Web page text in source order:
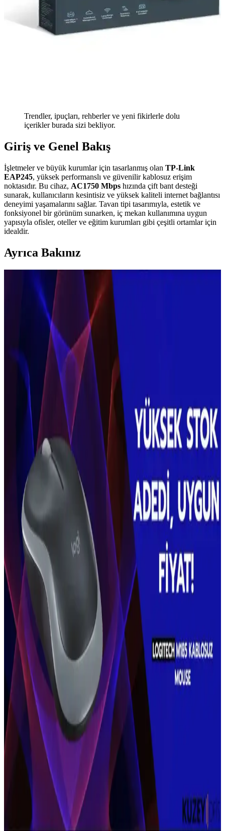
Trendler, ipuçları, rehberler ve yeni fikirlerle dolu
içerikler burada sizi bekliyor.
Giriş ve Genel Bakış
İşletmeler ve büyük kurumlar için tasarlanmış olan TP-Link
EAP245, yüksek performanslı ve güvenilir kablosuz erişim
noktasıdır. Bu cihaz, AC1750 Mbps hızında çift bant desteği
sunarak, kullanıcıların kesintisiz ve yüksek kaliteli internet bağlantısı
deneyimi yaşamalarını sağlar. Tavan tipi tasarımıyla, estetik ve
fonksiyonel bir görünüm sunarken, iç mekan kullanımına uygun
yapısıyla ofisler, oteller ve eğitim kurumları gibi çeşitli ortamlar için
idealdir.
Ayrıca Bakınız
Dyson ve Alternatif Elektrikli Süpürge Markalarının
Dayanıklılık ve Kullanım Değerlendirmesi
Dyson süpürgelerde arıza ve yedek parça sorunları kullanıcıları
alternatif markalara yönlendiriyor. Miele, Sebo, Shark ve Electrolux
gibi markalar dayanıklılık ve kullanım kolaylığı açısından farklı
özellikler sunuyor.
Kablosuz Dikey Süpürge Seçiminde Dayanıklılık,
Performans ve Öne Çıkan Modellerin İncelenmesi
Kablosuz dikey süpürgelerde batarya ömrü, yedek parça erişimi ve
düzenli bakımın önemi vurgulanıyor. Dyson, Miele ve Henry Quick
gibi modellerin avantajları ve dezavantajları detaylandırılıyor.
Shark Elektrikli Süpürgeler: Otomatik Yüzey
Algılama ve Müşteri Hizmetleri Değerlendirmesi
Shark kablosuz süpürgeler, otomatik toz boşaltma ve yüzey algılama
özellikleriyle öne çıkıyor. Müşteri hizmetleri esnek, ancak bazı
kullanıcılar motor arızalarında sorun yaşadı.
Kablosuz Klavye ve Mouse Setleri: Ergonomik ve
Taşınabilir Çalışma Çözümleri
Kablolu setlere göre daha düzenli ve taşınabilir olan kablosuz klavye
ve mouse setleri, ergonomik tasarımları ve uzun pil ömrüyle
kullanıcıların ihtiyaçlarını karşılar. Bağlantı ve uyumluluk önemli
faktörlerdir.
Grundig VCP 7330 Şarjlı Kablosuz Süpürge: Hafif
ve Güçlü Temizlik Çözümü
Grundig VCP 7330 şarjlı süpürge, hafif tasarımı ve güçlü
performansıyla pratik temizlik sağlar. Uzun pil ömrü ve çeşitli
aksesuarlarıyla farklı yüzeylerde etkili kullanım sunar.
Kablosuz Klavye Seçenekleri: A4Tech FBK25 Q ve
LecoO Üzerinden Bir Değerlendirme
A4Tech FBK25 Q ve LecoO kablosuz klavyelerin temel özellikleri
ve kullanım alanları, kablosuz bağlantının avantajları ve
karşılaştırma detaylarıyla genel bir değerlendirme.
Yüzme ve Su Sporları İçin Suya Dayanıklı Kulaklık
Seçenekleri ve Kullanım İpuçları
Suya dayanıklı yüzme kulaklıkları, yüksek su geçirmezlik
sertifikaları ve ergonomik tasarımlarıyla güvenli ve konforlu yüzme
deneyimi sunar. Doğru model seçimi önemlidir.
Kablosuz Mouse Seçimi ve Kullanımında Dikkat
Edilmesi Gerekenler
Kablosuz mouse kullanımı, konfor ve düzen sağlar. Pil ömrü,
bağlantı stabilitesi ve ergonomi önemli faktörlerdir.